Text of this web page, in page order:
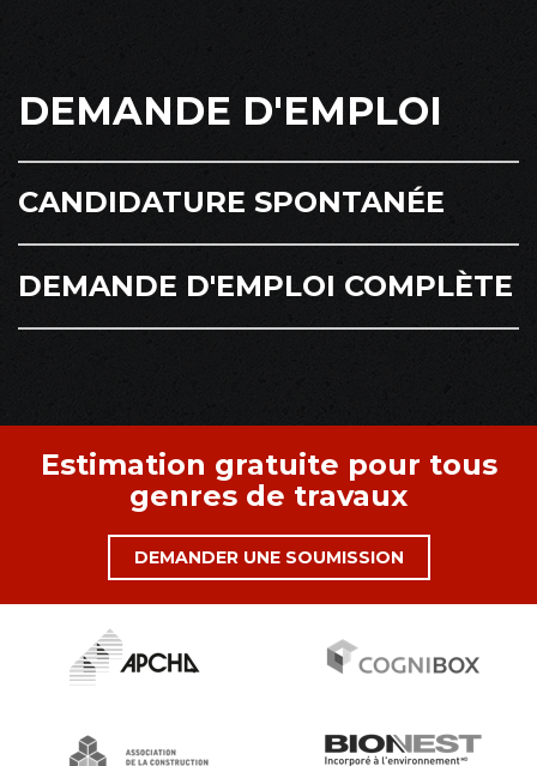
DEMANDE D'EMPLOI
CANDIDATURE SPONTANÉE
DEMANDE D'EMPLOI COMPLÈTE
Estimation gratuite pour tous
genres de travaux
DEMANDER UNE SOUMISSION